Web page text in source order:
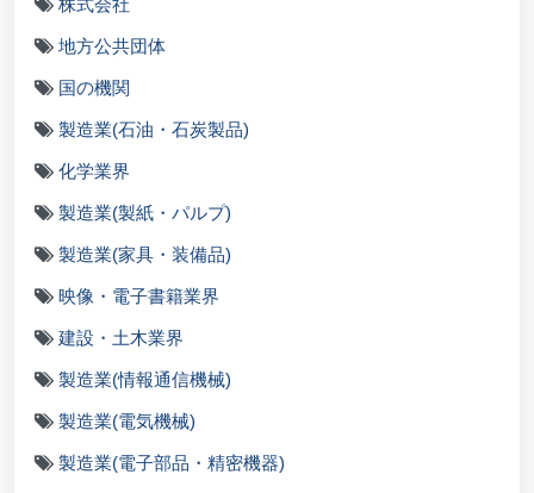
株式会社
地方公共団体
国の機関
製造業(石油・石炭製品)
化学業界
製造業(製紙・パルプ)
製造業(家具・装備品)
映像・電子書籍業界
建設・土木業界
製造業(情報通信機械)
製造業(電気機械)
製造業(電子部品・精密機器)